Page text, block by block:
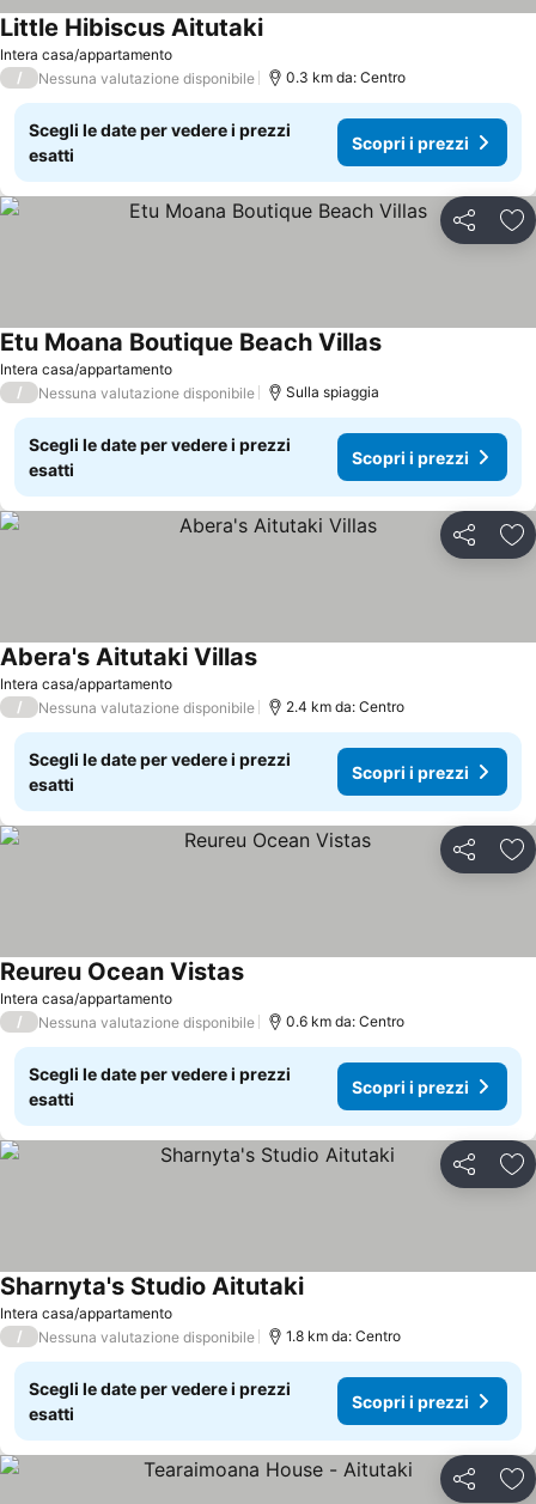
Intera casa/appartamento
Little Hibiscus Aitutaki
/ Nessuna valutazione disponibile 0.3 km da: Centro
Scegli le date per vedere i prezzi
esatti
Scopri i prezzi
Condividi
Intera casa/appartamento
Etu Moana Boutique Beach Villas
/ Nessuna valutazione disponibile Sulla spiaggia
Scegli le date per vedere i prezzi
esatti
Scopri i prezzi
Condividi
Intera casa/appartamento
Abera's Aitutaki Villas
/ Nessuna valutazione disponibile 2.4 km da: Centro
Scegli le date per vedere i prezzi
esatti
Scopri i prezzi
Condividi
Intera casa/appartamento
Reureu Ocean Vistas
/ Nessuna valutazione disponibile 0.6 km da: Centro
Scegli le date per vedere i prezzi
esatti
Scopri i prezzi
Condividi
Intera casa/appartamento
Sharnyta's Studio Aitutaki
/ Nessuna valutazione disponibile 1.8 km da: Centro
Scegli le date per vedere i prezzi
esatti
Scopri i prezzi
Condividi